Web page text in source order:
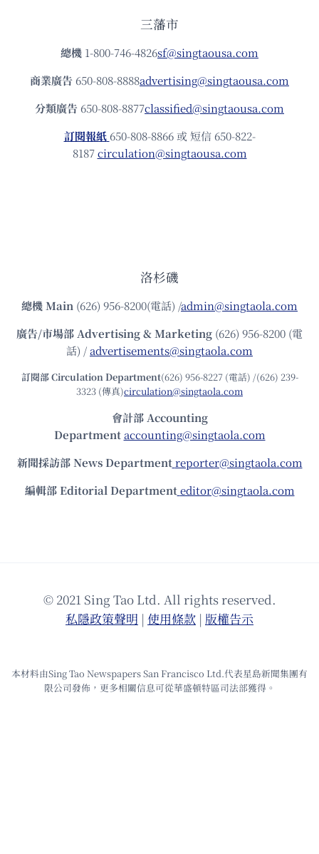
三藩市
總機 1-800-746-4826sf@singtaousa.com
商業廣告 650-808-8888advertising@singtaousa.com
分類廣告 650-808-8877classified@singtaousa.com
訂閱報紙 650-808-8866 或 短信 650-822-
8187circulation@singtaousa.com
洛杉磯
總機Main (626) 956-8200(電話) /admin@singtaola.com
廣告/市場部Advertising & Marketing (626) 956-8200 (電
話) /advertisements@singtaola.com
訂閱部 Circulation Department(626) 956-8227 (電話) /(626) 239-
3323 (傳真)circulation@singtaola.com
會計部 Accounting
Department accounting@singtaola.com
新聞採訪部 News Department reporter@singtaola.com
編輯部 Editorial Department editor@singtaola.com
© 2021 Sing Tao Ltd. All rights reserved.
私隱政策聲明 | 使⽤條款 | 版權告⽰
本材料由Sing Tao Newspapers San Francisco Ltd.代表星島新聞集團有
限公司發佈，更多相關信息可從華盛頓特區司法部獲得。